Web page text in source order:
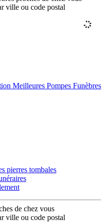
ville ou code postal
Meilleures Pompes Funèbres
pierres tombales
de chez vous
ville ou code postal